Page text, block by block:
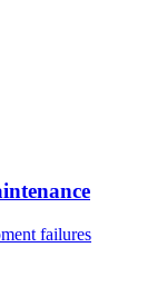
failures